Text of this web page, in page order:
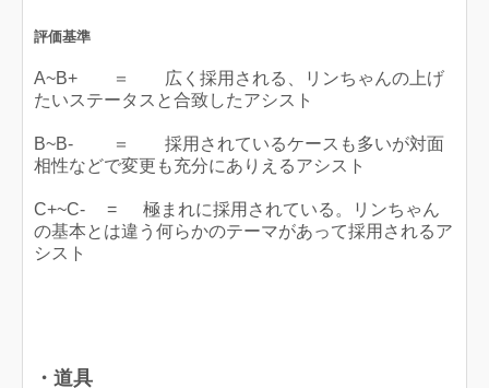
評価基準
A~B+ ＝ 広く採用される、リンちゃんの上げ
たいステータスと合致したアシスト
B~B- ＝ 採用されているケースも多いが対面
相性などで変更も充分にありえるアシスト
C+~C- = 極まれに採用されている。リンちゃん
の基本とは違う何らかのテーマがあって採用されるア
シスト
・道具